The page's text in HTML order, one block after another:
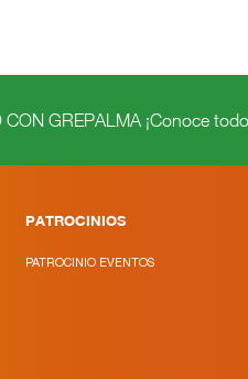
CON GREPALMA ¡Conoce
PATROCINIOS
PATROCINIO EVENTOS